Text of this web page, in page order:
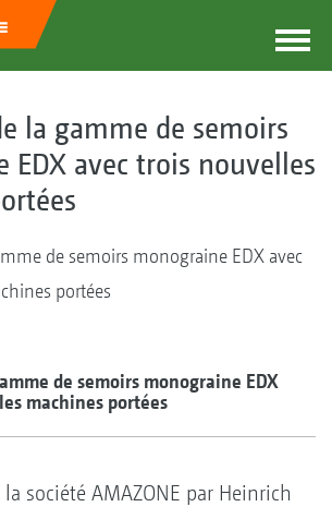
la gamme de semoirs
EDX avec trois nouvelles
de semoirs monograine EDX avec
portées
de semoirs monograine EDX
machines portées
société AMAZONE par Heinrich